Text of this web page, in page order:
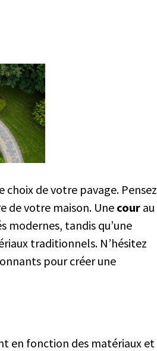
de votre pavage. Pensez
de votre maison. Une cour au
modernes, tandis qu’une
traditionnels. N’hésitez
pour créer une
en fonction des matériaux et